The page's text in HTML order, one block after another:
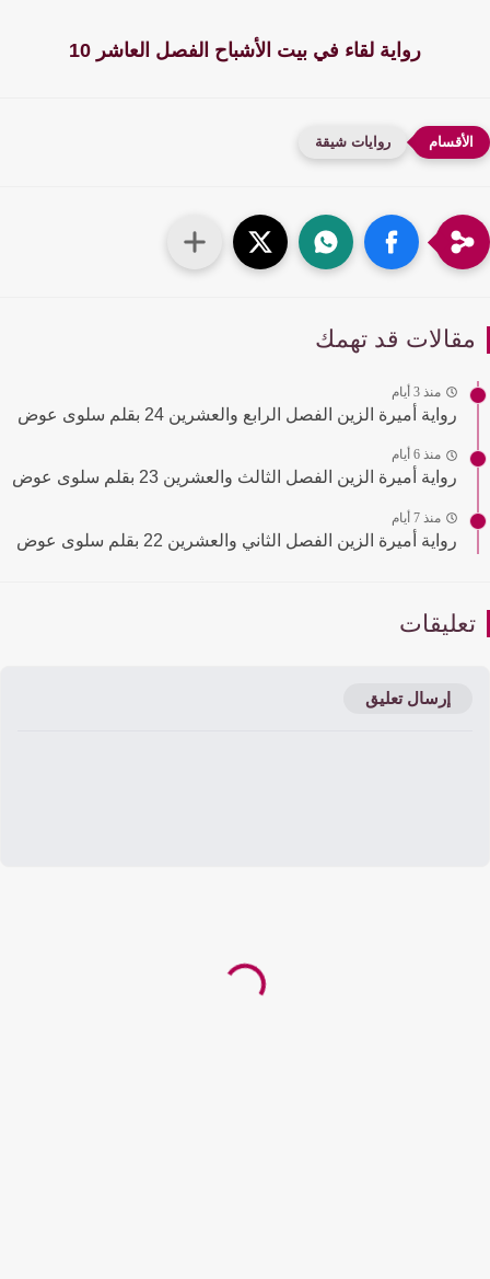
رواية لقاء في بيت الأشباح الفصل العاشر 10
روايات شيقة
قد تهمك
منذ 3 أيام
رواية أميرة الزين الفصل الرابع والعشرين 24 بقلم سلوى عوض
منذ 6 أيام
رواية أميرة الزين الفصل الثالث والعشرين 23 بقلم سلوى عوض
منذ 7 أيام
رواية أميرة الزين الفصل الثاني والعشرين 22 بقلم سلوى عوض
إرسال تعليق